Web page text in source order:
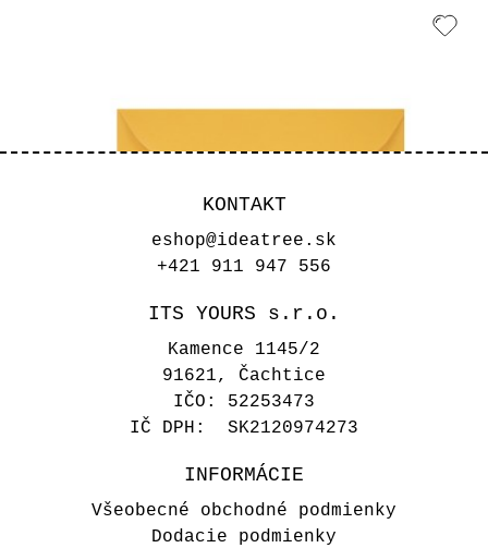
Žltá obálka Sunflower
0,45 €
KONTAKT
eshop@ideatree.sk
+421 911 947 556
ITS YOURS s.r.o.
Kamence 1145/2
91621, Čachtice
IČO: 52253473
IČ DPH: SK2120974273
INFORMÁCIE
Všeobecné obchodné podmienky
Dodacie podmienky